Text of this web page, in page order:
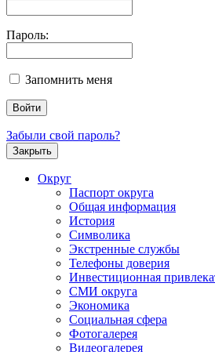
Пароль:
Запомнить меня
Забыли свой пароль?
Закрыть
Округ
Паспорт округа
Общая информация
История
Символика
Экстренные службы
Телефоны доверия
Инвестиционная
СМИ округа
Экономика
Социальная сфера
Фотогалерея
Видеогалерея